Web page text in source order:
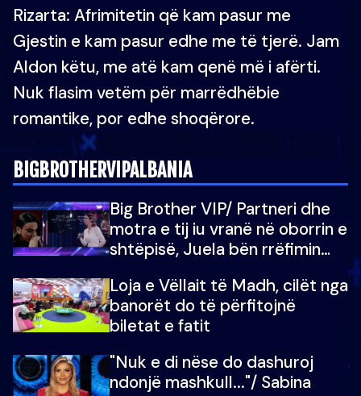
Rizarta: Afrimitetin që kam pasur me
Gjestin e kam pasur edhe me të tjerë. Jam
Aldon këtu, me atë kam qenë më i afërti.
Nuk flasim vetëm për marrëdhëbie
romantike, por edhe shoqërore.
BIGBROTHERVIPALBANIA
Big Brother VIP/ Partneri dhe
motra e tij iu vranë në oborrin e
shtëpisë, Juela bën rrëfimin
do të martoheshim, por zemra
mu copëtua
Loja e Vëllait të Madh, cilët nga
banorët do të përfitojnë
biletat e fatit
"Nuk e di nëse do dashuroj
ndonjë mashkull..."/ Sabina